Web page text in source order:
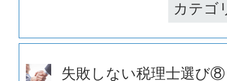
カテゴ
失敗しない税理士選び